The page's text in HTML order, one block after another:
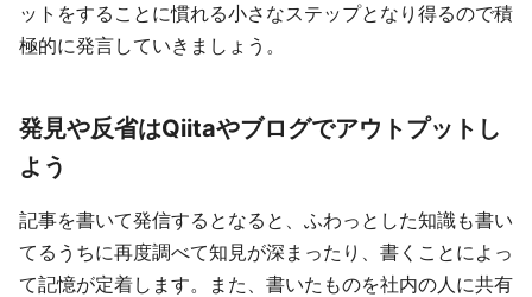
ットをすることに慣れる小さなステップとなり得るので積
極的に発言していきましょう。
発見や反省はQiitaやブログでアウトプットし
よう
記事を書いて発信するとなると、ふわっとした知識も書い
てるうちに再度調べて知見が深まったり、書くことによっ
て記憶が定着します。また、書いたものを社内の人に共有